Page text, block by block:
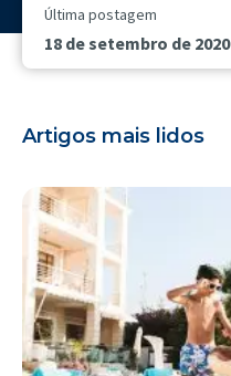
Última postagem
18 de setembro de 2020
Artigos mais lidos